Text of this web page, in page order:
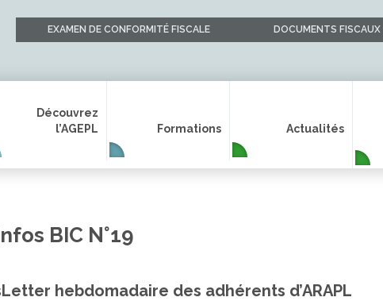
EXAMEN DE CONFORMITÉ FISCALE DOCUMENTS FISCAUX
Découvrez
l’AGEPL
Formations Actualités
BIC N°19
hebdomadaire des adhérents d’ARAPL